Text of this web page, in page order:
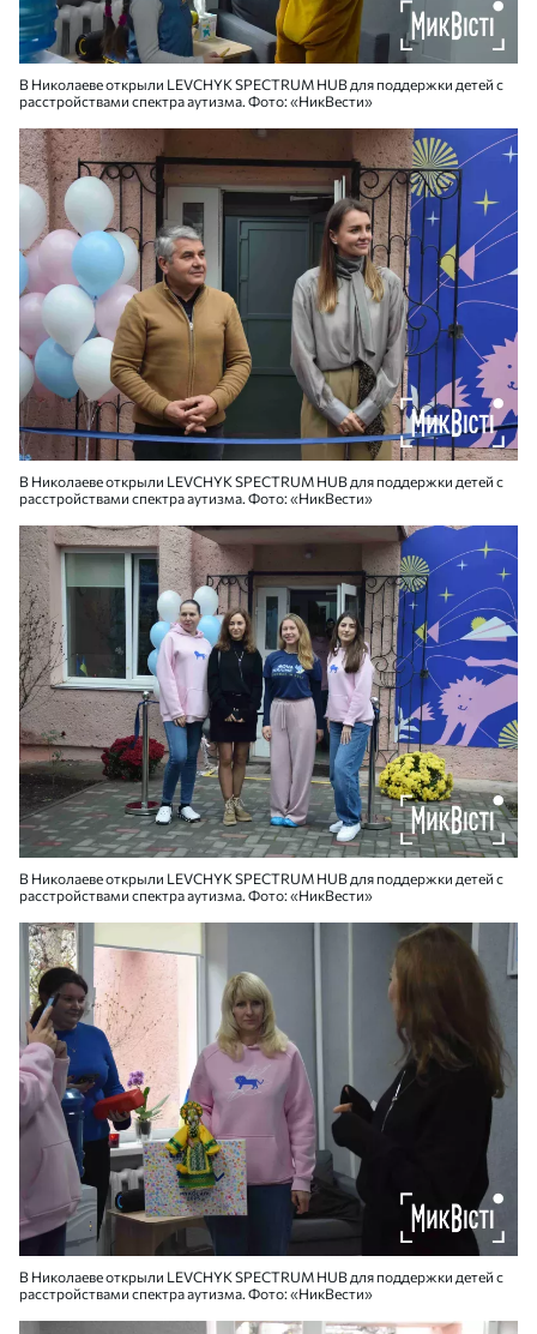
В Николаеве открыли LEVCHYK SPECTRUM HUB для поддержки детей с
расстройствами спектра аутизма. Фото: «НикВести»
В Николаеве открыли LEVCHYK SPECTRUM HUB для поддержки детей с
расстройствами спектра аутизма. Фото: «НикВести»
В Николаеве открыли LEVCHYK SPECTRUM HUB для поддержки детей с
расстройствами спектра аутизма. Фото: «НикВести»
В Николаеве открыли LEVCHYK SPECTRUM HUB для поддержки детей с
расстройствами спектра аутизма. Фото: «НикВести»